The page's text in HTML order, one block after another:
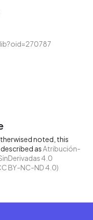
noted, this
asAtribución-
4.0
BY-NC-ND 4.0)